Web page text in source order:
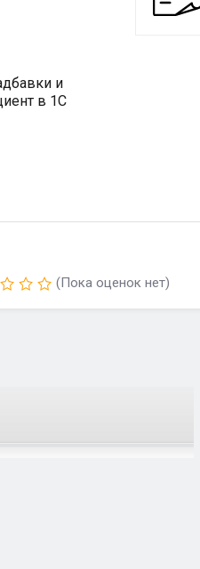
и
в 1С
(Пока оценок нет)